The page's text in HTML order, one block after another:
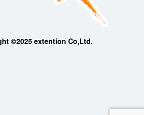
©2025 extention Co,Ltd.